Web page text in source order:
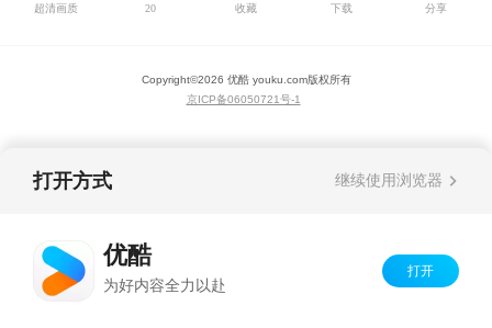
想改地偷天，金箍棒下化青烟。52集动画片《西
途历尽千辛万苦，斗妖除魔，披荆斩棘，经历九
九八十一难取回真经，师徒四人修成正果的过
超清画质 20 收藏 下载 分享
Copyright©2026 优酷 youku.com版权所有
京ICP备06050721号-1
打开方式 继续使用浏览器
优酷
为好内容全力以赴
打开